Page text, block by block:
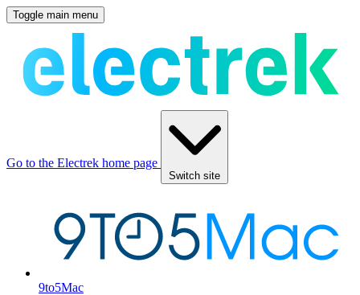
Toggle main menu
Go to the Electrek home page
Switch site
9to5Mac